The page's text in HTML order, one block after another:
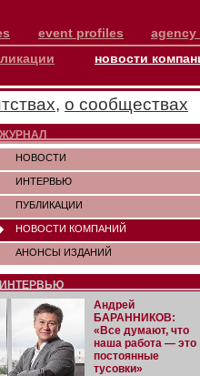
event profiles agency
новости
, о сообществах
ЖУРНАЛ
НОВОСТИ
ИНТЕРВЬЮ
ПУБЛИКАЦИИ
НОВОСТИ КОМПАНИЙ
АНОНСЫ ИЗДАНИЙ
ИНТЕРВЬЮ
Андрей
БАРАННИКОВ:
«Все думают, что
наша работа — это
постоянные
тусовки»